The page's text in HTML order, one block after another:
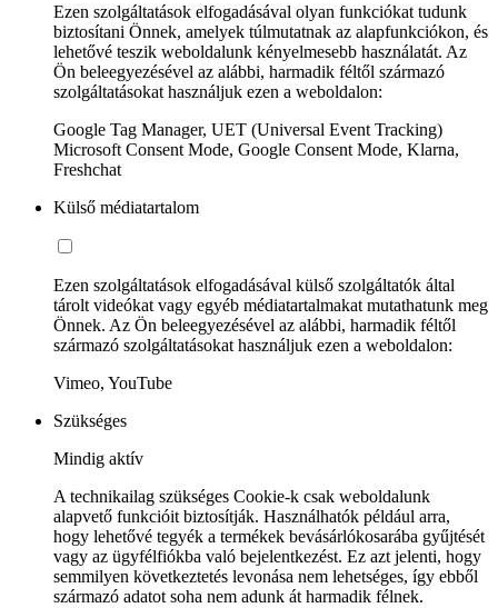
Ezen szolgáltatások elfogadásával olyan funkciókat tudunk
biztosítani Önnek, amelyek túlmutatnak az alapfunkciókon, és
lehetővé teszik weboldalunk kényelmesebb használatát. Az
Ön beleegyezésével az alábbi, harmadik féltől származó
szolgáltatásokat használjuk ezen a weboldalon:
Google Tag Manager, UET (Universal Event Tracking)
Microsoft Consent Mode, Google Consent Mode, Klarna,
Freshchat
Külső médiatartalom
Ezen szolgáltatások elfogadásával külső szolgáltatók által
tárolt videókat vagy egyéb médiatartalmakat mutathatunk meg
Önnek. Az Ön beleegyezésével az alábbi, harmadik féltől
származó szolgáltatásokat használjuk ezen a weboldalon:
Vimeo, YouTube
Szükséges
Mindig aktív
A technikailag szükséges Cookie-k csak weboldalunk
alapvető funkcióit biztosítják. Használhatók például arra,
hogy lehetővé tegyék a termékek bevásárlókosarába gyűjtését
vagy az ügyfélfiókba való bejelentkezést. Ez azt jelenti, hogy
semmilyen következtetés levonása nem lehetséges, így ebből
származó adatot soha nem adunk át harmadik félnek.